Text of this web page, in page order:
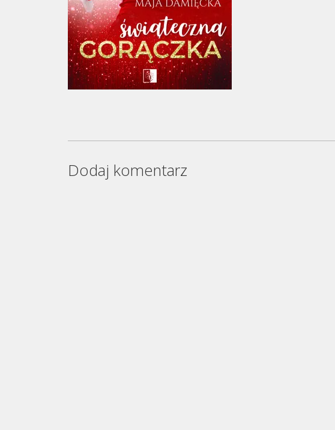
Dodaj komentarz